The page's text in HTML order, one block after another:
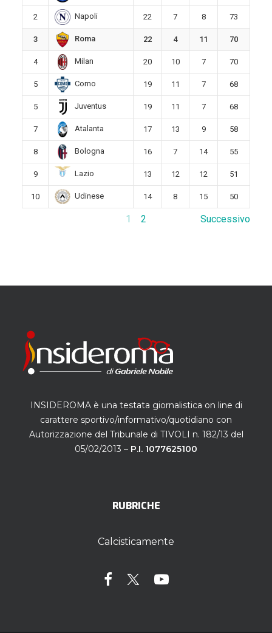
2 Napoli 22 7 8 73
3 Roma 22 4 11 70
4 Milan 20 10 7 70
5 Como 19 11 7 68
5 Juventus 19 11 7 68
7 Atalanta 17 13 9 58
8 Bologna 16 7 14 55
9 Lazio 13 12 12 51
10 Udinese 14 8 15 50
1 2 Successivo
INSIDEROMA è una testata giornalistica on line di
carattere sportivo/informativo/quotidiano con
Autorizzazione del Tribunale di TIVOLI n. 182/13 del
05/02/2013 – P.I. 1077625100
RUBRICHE
Calcisticamente